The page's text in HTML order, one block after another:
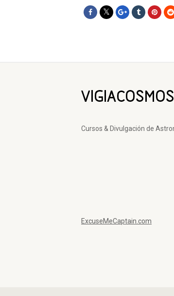
Cursos & Divulgación de
ExcuseMeCaptain.com